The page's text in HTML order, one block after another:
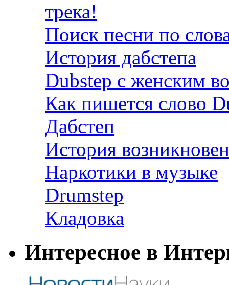
трека!
Поиск песни по
История дабстепа
Dubstep с женским
Как пишется слово
Дабстеп
История
Наркотики в музыке
Drumstep
Кладовка
Интересное в